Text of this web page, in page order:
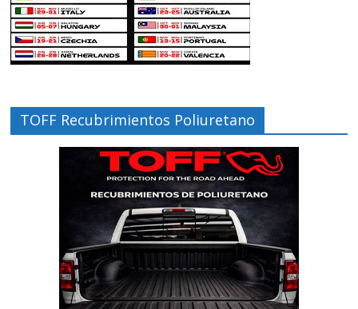
TOFF Recubrimientos Poliuretano